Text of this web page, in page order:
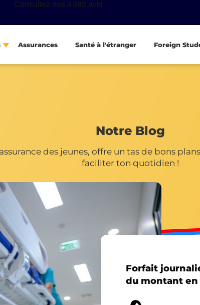
Assurances Santé à l'étranger Foreign
Notre Blog
des jeunes, offre un tas de bons
faciliter ton quotidien !
Forfait
du montant en